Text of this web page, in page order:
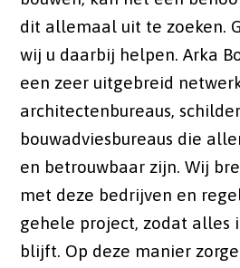
dit allemaal uit te zoeken.
wij u daarbij helpen. Arka
een zeer uitgebreid
architectenbureaus,
bouwadviesbureaus die
en betrouwbaar zijn. Wij
met deze bedrijven en
gehele project, zodat alles
blijft. Op deze manier